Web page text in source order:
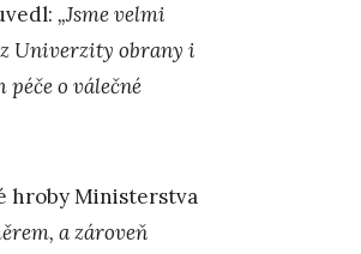
„Jsme velmi
z Univerzity obrany i
o válečné
hroby Ministerstva
a zároveň